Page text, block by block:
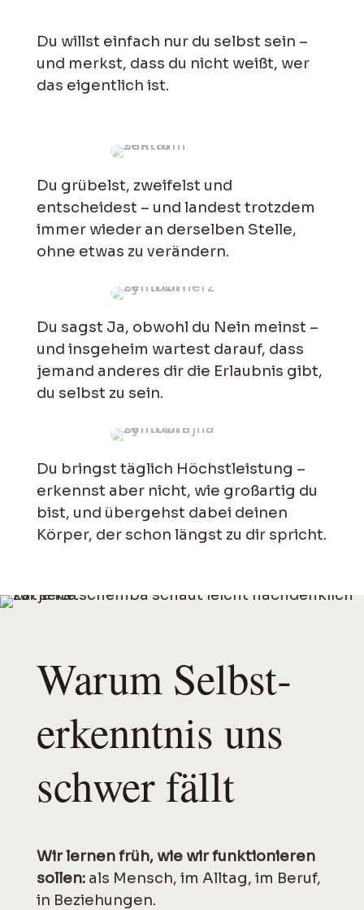
Du willst einfach nur du selbst sein –
und merkst, dass du nicht weißt, wer
das eigentlich ist.
Du grübelst, zweifelst und
entscheidest – und landest trotzdem
immer wieder an derselben Stelle,
ohne etwas zu verändern.
Du sagst Ja, obwohl du Nein meinst –
und insgeheim wartest darauf, dass
jemand anderes dir die Erlaubnis gibt,
du selbst zu sein.
Du bringst täglich Höchstleistung –
erkennst aber nicht, wie großartig du
bist, und übergehst dabei deinen
Körper, der schon längst zu dir spricht.
Warum Selbst­
erkennt­nis uns
schwer fällt
Wir lernen früh, wie wir funk­tionieren
sollen:als Mensch, im Alltag, im Beruf,
in Be­ziehungen.